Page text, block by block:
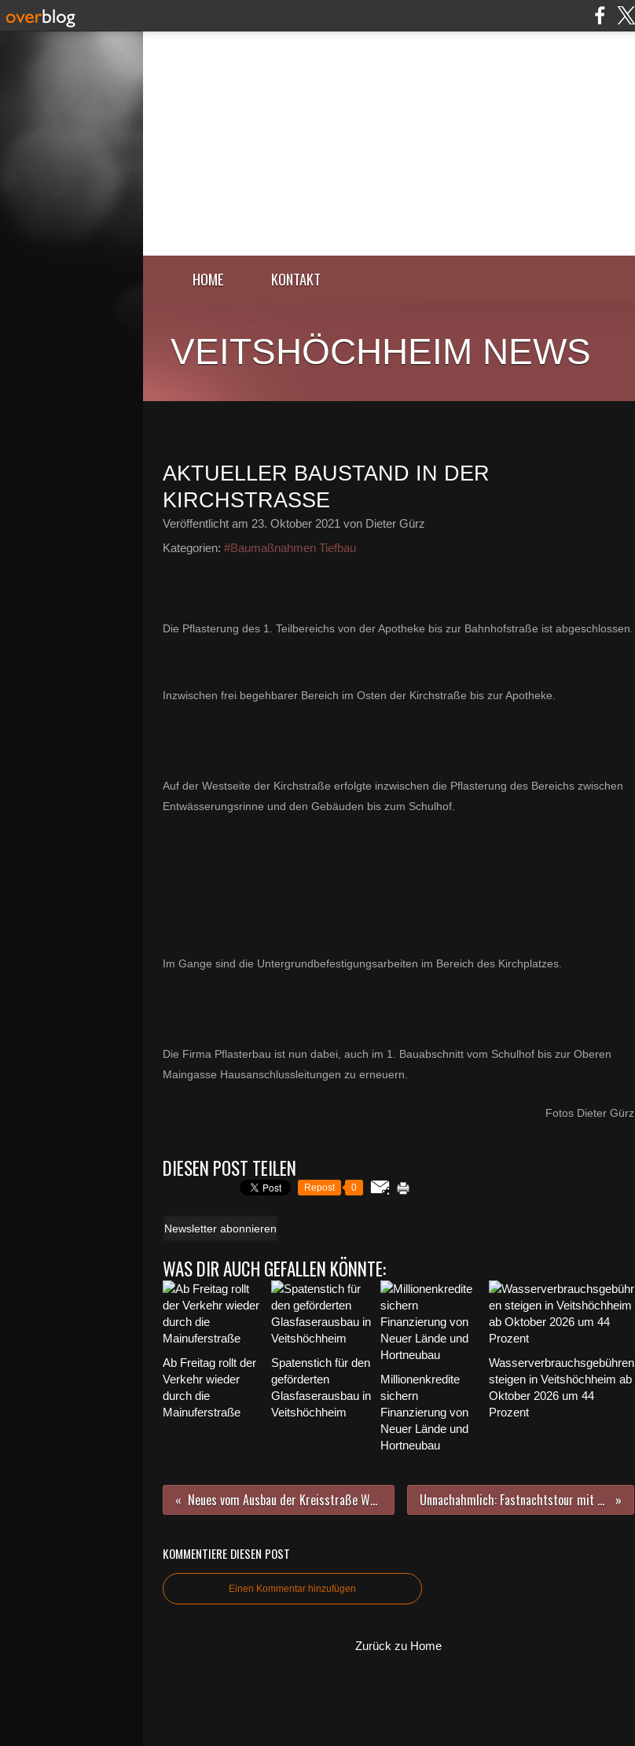
HOME KONTAKT
VEITSHÖCHHEIM NEWS
AKTUELLER BAUSTAND IN DER
KIRCHSTRASSE
Veröffentlicht am 23. Oktober 2021 von Dieter Gürz
Kategorien: #Baumaßnahmen Tiefbau
Die Pflasterung des 1. Teilbereichs von der Apotheke bis zur Bahnhofstraße ist abgeschlossen.
Inzwischen frei begehbarer Bereich im Osten der Kirchstraße bis zur Apotheke.
Auf der Westseite der Kirchstraße erfolgte inzwischen die Pflasterung des Bereichs zwischen
Entwässerungsrinne und den Gebäuden bis zum Schulhof.
Im Gange sind die Untergrundbefestigungsarbeiten im Bereich des Kirchplatzes.
Die Firma Pflasterbau ist nun dabei, auch im 1. Bauabschnitt vom Schulhof bis zur Oberen
Maingasse Hausanschlussleitungen zu erneuern.
Fotos Dieter Gürz
DIESEN POST TEILEN
Repost 0
Newsletter abonnieren
WAS DIR AUCH GEFALLEN KÖNNTE:
Ab Freitag rollt der
Verkehr wieder
durch die
Mainuferstraße
Spatenstich für den
geförderten
Glasfaserausbau in
Veitshöchheim
Millionenkredite
sichern
Finanzierung von
Neuer Lände und
Hortneubau
Wasserverbrauchsgebühren
steigen in Veitshöchheim ab
Oktober 2026 um 44
Prozent
Neues vom Ausbau der Kreisstraße WÜ 3: Rege Bautätigkeit im Weiler Gadheim Unnachahmlich: Fastnachtstour mit dem 82jährigen VCC-Urgestein Rudi Hepf
KOMMENTIERE DIESEN POST
Einen Kommentar hinzufügen
Zurück zu Home